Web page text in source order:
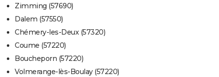
Zimming (57690)
Dalem (57550)
Chémery-les-Deux (57320)
Coume (57220)
Boucheporn (57220)
Volmerange-lès-Boulay (57220)